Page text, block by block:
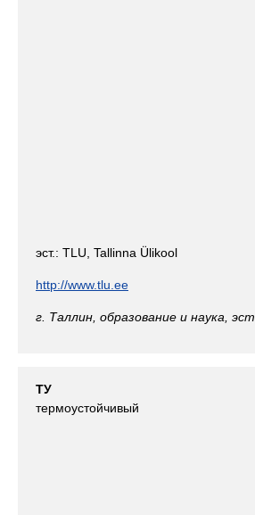
эст.: TLU, Tallinna Ülikool
http://www.tlu.ee
г. Таллин, образование и наука, эст.
ТУ
термоустойчивый